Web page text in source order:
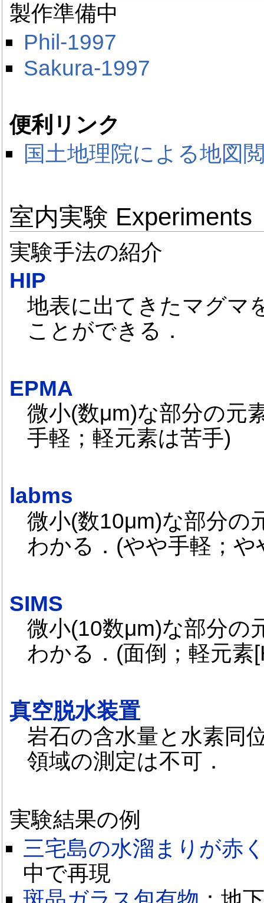
製作準備中
Phil-1997
Sakura-1997
便利リンク
国土地理院による地図
室内実験 Experiments
実験手法の紹介
HIP
地表に出てきたマグマ
ことができる．
EPMA
微小(数μm)な部分の元
手軽；軽元素は苦手)
labms
微小(数10μm)な部分の
わかる．(やや手軽；や
SIMS
微小(10数μm)な部分の
わかる．(面倒；軽元素
真空脱水装置
岩石の含水量と水素同
領域の測定は不可．
実験結果の例
三宅島の水溜まりが赤
中で再現